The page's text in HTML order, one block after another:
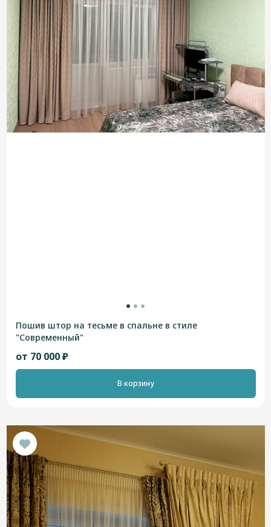
Пошив штор на тесьме в спальне в стиле
"Современный"
от 70 000 ₽
В корзину